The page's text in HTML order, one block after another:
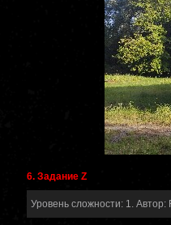
6. Задание Z
Уровень сложности: 1. Автор: